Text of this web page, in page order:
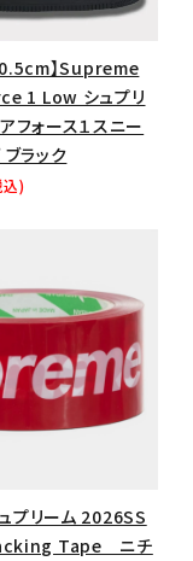
プ・ハット
】Supreme
1 Low シュプリ
フォース１スニー
ラック
込)
プリーム 2026SS
Tape ニチ